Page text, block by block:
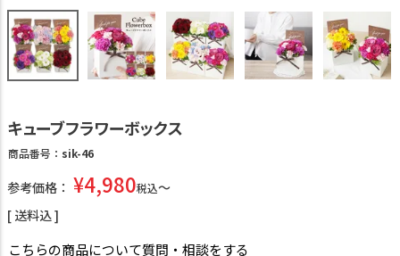
キューブフラワーボックス
商品番号 sik-46
参考価格： ¥4,980税込
送料込